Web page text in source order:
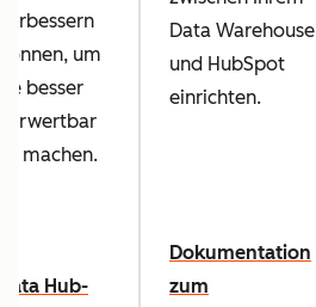
um
besser
machen.
Hub-
Data Warehouse
und HubSpot
einrichten.
Dokumentation
zum